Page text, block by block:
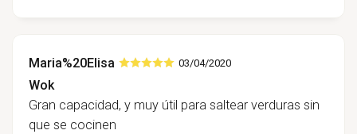
Maria%20Elisa 03/04/2020
Wok
Gran capacidad, y muy útil para saltear verduras sin
que se cocinen